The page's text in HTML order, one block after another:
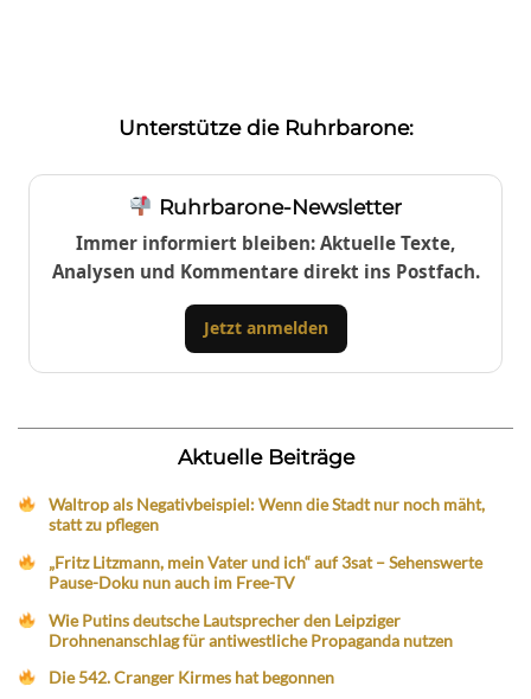
Unterstütze die Ruhrbarone:
Ruhrbarone-Newsletter
Immer informiert bleiben: Aktuelle Texte,
Analysen und Kommentare direkt ins Postfach.
Jetzt anmelden
Aktuelle Beiträge
Waltrop als Negativbeispiel: Wenn die Stadt nur noch mäht,
statt zu pflegen
„Fritz Litzmann, mein Vater und ich“ auf 3sat – Sehenswerte
Pause-Doku nun auch im Free-TV
Wie Putins deutsche Lautsprecher den Leipziger
Drohnenanschlag für antiwestliche Propaganda nutzen
Die 542. Cranger Kirmes hat begonnen